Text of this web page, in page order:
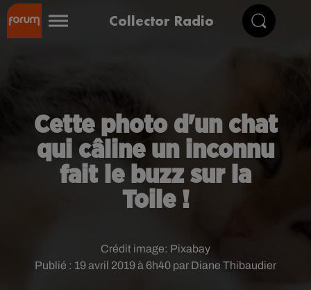
Collector Radio
Cette photo d'un chat
qui câline un inconnu
fait le buzz sur la
Toile !
Publié : 19 avril 2019 à 6h40 par Diane Thibaudier
Crédit image: Pixabay